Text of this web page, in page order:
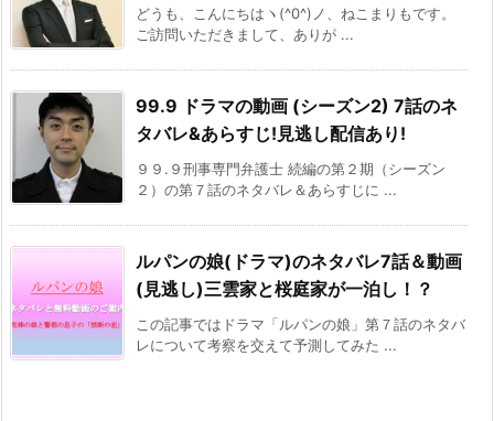
どうも、こんにちはヽ(^0^)ノ、ねこまりもです。
ご訪問いただきまして、ありが ...
99.9 ドラマの動画 (シーズン2) 7話のネ
タバレ&あらすじ!見逃し配信あり!
９９.９刑事専門弁護士 続編の第２期（シーズン
２）の第７話のネタバレ＆あらすじに ...
ルパンの娘(ドラマ)のネタバレ7話＆動画
(見逃し)三雲家と桜庭家が一泊し！？
この記事ではドラマ「ルパンの娘」第７話のネタバ
レについて考察を交えて予測してみた ...